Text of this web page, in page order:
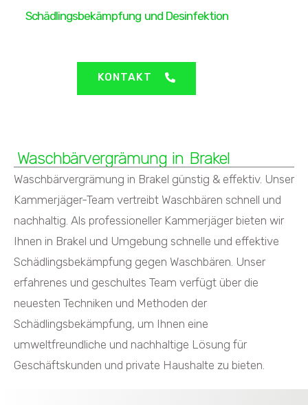
Schädlingsbekämpfung und Desinfektion
Waschbärvergrämung in Brakel
Waschbärvergrämung in Brakel günstig & effektiv. Unser
Kammerjäger-Team vertreibt Waschbären schnell und
nachhaltig. Als professioneller Kammerjäger bieten wir
Ihnen in Brakel und Umgebung schnelle und effektive
Schädlingsbekämpfung gegen Waschbären. Unser
erfahrenes und geschultes Team verfügt über die
neuesten Techniken und Methoden der
Schädlingsbekämpfung, um Ihnen eine
umweltfreundliche und nachhaltige Lösung für
Geschäftskunden und private Haushalte zu bieten.
KONTAKT